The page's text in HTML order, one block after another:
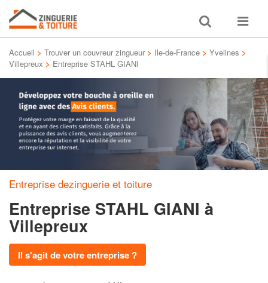
Toggle
search
Toggle
Accueil > Trouver un couvreur zingueur > Ile-de-France > Yvelines >
Villepreux > Entreprise STAHL GIANI
Entreprise dezinguerie et toiture
Entreprise STAHL GIANI à
Villepreux
Il s'agit de votre entreprise ?